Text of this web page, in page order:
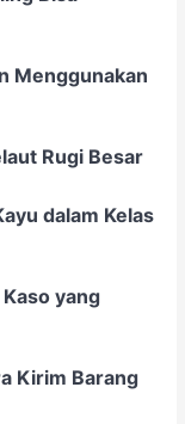
Menggunakan
Rugi Besar
dalam Kelas
yang
Kirim Barang